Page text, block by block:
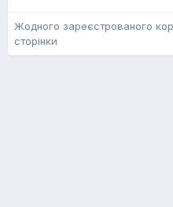
Жодного зареєстрованого
сторінки